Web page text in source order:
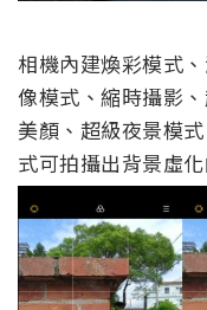
相機內建煥彩模式
像模式、縮時攝影
美顏、超級夜景模
式可拍攝出背景虛